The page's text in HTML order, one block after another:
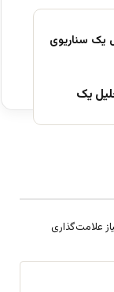
یک
علامت‌گذاری